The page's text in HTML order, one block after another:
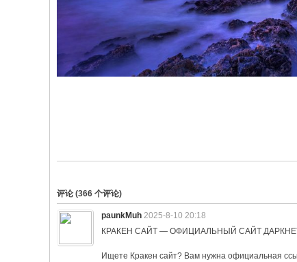
评论 (366 个评论)
paunkMuh 2025-8-10 20:18
КРАКЕН САЙТ — ОФИЦИАЛЬНЫЙ САЙТ
Ищете Кракен сайт? Вам нужна официальная